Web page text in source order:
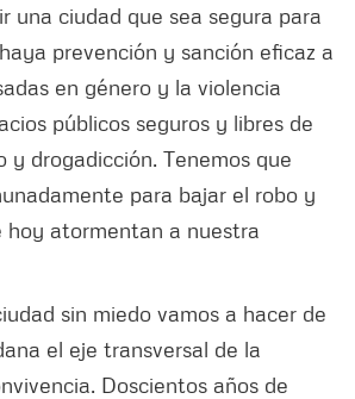
una ciudad que sea segura para
prevención y sanción eficaz a
en género y la violencia
públicos seguros y libres de
y drogadicción. Tenemos que
para bajar el robo y
hoy atormentan a nuestra
sin miedo vamos a hacer de
el eje transversal de la
Doscientos años de